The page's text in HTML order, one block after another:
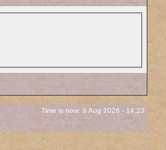
Time is now: 8 Aug 2026 - 14:23